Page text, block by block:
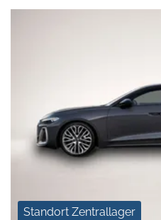
Standort Zentrallager